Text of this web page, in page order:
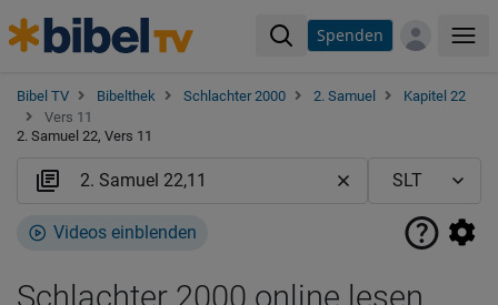
Spenden
Bibel TV Bibelthek Schlachter 2000 2. Samuel
Kapitel 22
Vers 11
2. Samuel 22, Vers 11
Videos einblenden
Schlachter 2000 online lesen